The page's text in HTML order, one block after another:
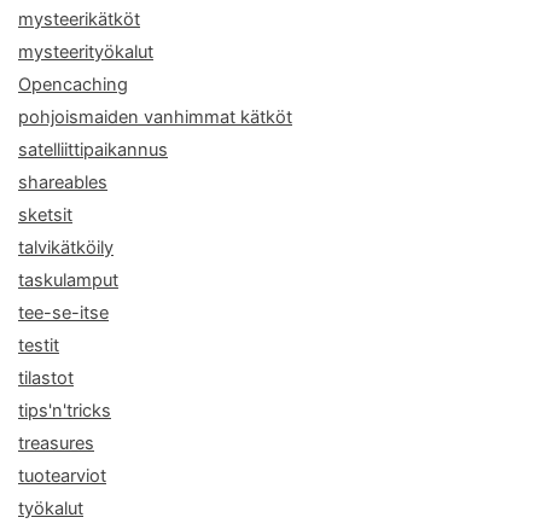
mysteerikätköt
mysteerityökalut
Opencaching
pohjoismaiden vanhimmat kätköt
satelliittipaikannus
shareables
sketsit
talvikätköily
taskulamput
tee-se-itse
testit
tilastot
tips'n'tricks
treasures
tuotearviot
työkalut